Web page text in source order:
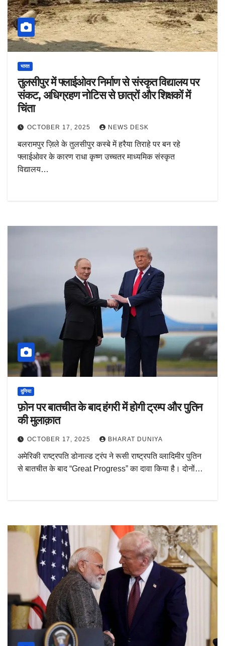
भारत
तुलसीपुर में फ्लाईओवर निर्माण से संस्कृत विद्यालय पर
संकट, अधिग्रहण नोटिस से छात्रों और शिक्षकों में
चिंता
OCTOBER 17, 2025 NEWS DESK
बलरामपुर ज़िले के तुलसीपुर कस्बे में हरैया तिराहे पर बन रहे
फ्लाईओवर के कारण राधा कृष्ण उच्चतर माध्यमिक संस्कृत
विद्यालय…
दुनिया
फ़ोन पर बातचीत के बाद हंगरी में होगी ट्रम्प और पुतिन
की मुलाक़ात
OCTOBER 17, 2025 BHARAT DUNIYA
अमेरिकी राष्ट्रपति डोनाल्ड ट्रंप ने रूसी राष्ट्रपति व्लादिमीर पुतिन
से बातचीत के बाद “Great Progress” का दावा किया है। दोनों…